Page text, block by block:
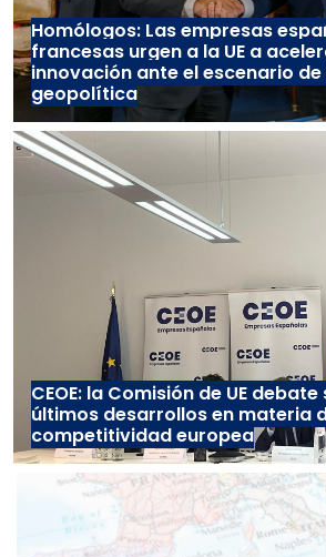
Homólogos: Las empresas
francesas urgen a la UE a
innovación ante el escenario
geopolítica
CEOE: la Comisión de UE
últimos desarrollos en materia
competitividad europea